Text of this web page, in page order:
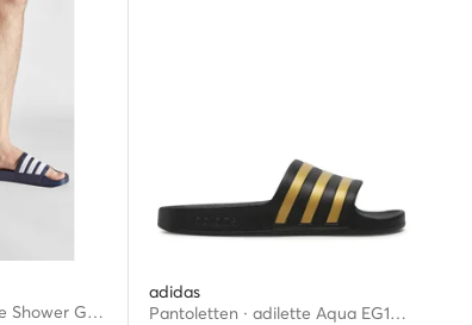
Pantoletten · Adilette Shower GZ5920 · Dunkelblau
adidas
Pantoletten · adilette Aqua EG1758 · Schwarz